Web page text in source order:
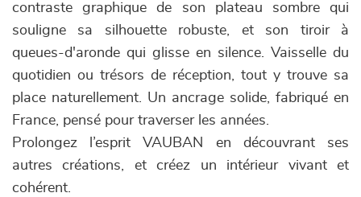
contraste graphique de son plateau sombre qui
souligne sa silhouette robuste, et son tiroir à
queues-d'aronde qui glisse en silence. Vaisselle du
quotidien ou trésors de réception, tout y trouve sa
place naturellement. Un ancrage solide, fabriqué en
France, pensé pour traverser les années.
Prolongez l’esprit VAUBAN en découvrant ses
autres créations, et créez un intérieur vivant et
cohérent.